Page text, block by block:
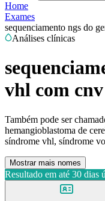
Home
Exames
sequenciamento ngs do
Análises clínicas
vhl com cnv
Também pode ser
hemangioblastoma de
síndrome vhl, síndrome
Mostrar mais nomes
Resultado em até 30 dias